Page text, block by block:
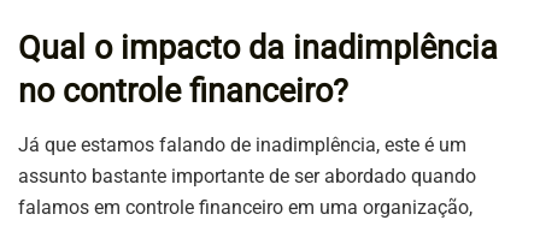
Qual o impacto da inadimplência
no controle financeiro?
Já que estamos falando de inadimplência, este é um
assunto bastante importante de ser abordado quando
falamos em controle financeiro em uma organização,